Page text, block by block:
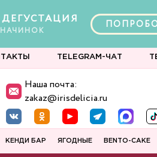
НАЧИНОК
TELEGRAM-ЧАТ
Наша почта:
zakaz@irisdelicia.ru
КЕНДИ БАР ЯГОДНЫЕ BENTO-CAKE